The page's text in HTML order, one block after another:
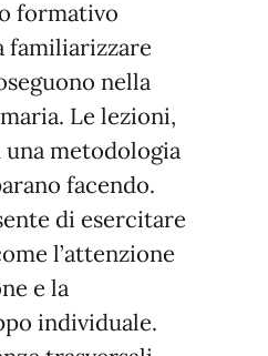
formativo
familiarizzare
nella
Le lezioni,
metodologia
facendo.
di esercitare
l’attenzione
e la
individuale.